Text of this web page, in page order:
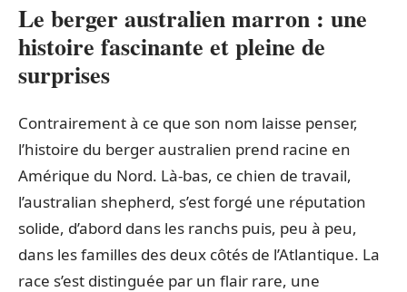
Le berger australien marron : une
histoire fascinante et pleine de
surprises
Contrairement à ce que son nom laisse penser,
l’histoire du berger australien prend racine en
Amérique du Nord. Là-bas, ce chien de travail,
l’australian shepherd, s’est forgé une réputation
solide, d’abord dans les ranchs puis, peu à peu,
dans les familles des deux côtés de l’Atlantique. La
race s’est distinguée par un flair rare, une